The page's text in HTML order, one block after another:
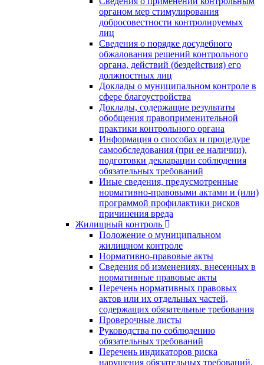
органом мер стимулирования
добросовестности контролируемых
лиц
Сведения о порядке досудебного
обжалования решений контрольного
органа, действий (бездействия) его
должностных лиц
Доклады о муниципальном контроле в
сфере благоустройства
Доклады, содержащие результаты
обобщения правоприменительной
практики контрольного органа
Информация о способах и процедуре
самообследования (при ее наличии),
подготовки декларации соблюдения
обязательных требований
Иные сведения, предусмотренные
нормативно-правовыми актами и (или)
программой профилактики рисков
причинения вреда
Жилищный контроль
Положение о муниципальном
жилищном контроле
Нормативно-правовые акты
Сведения об изменениях, внесенных в
нормативные правовые акты
Перечень нормативных правовых
актов или их отдельных частей,
содержащих обязательные требования
Проверочные листы
Руководства по соблюдению
обязательных требований
Перечень индикаторов риска
нарушения обязательных требований,